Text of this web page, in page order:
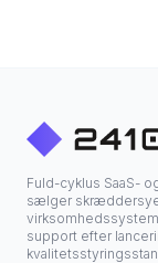
Fuld-cyklus SaaS-
sælger
support efter